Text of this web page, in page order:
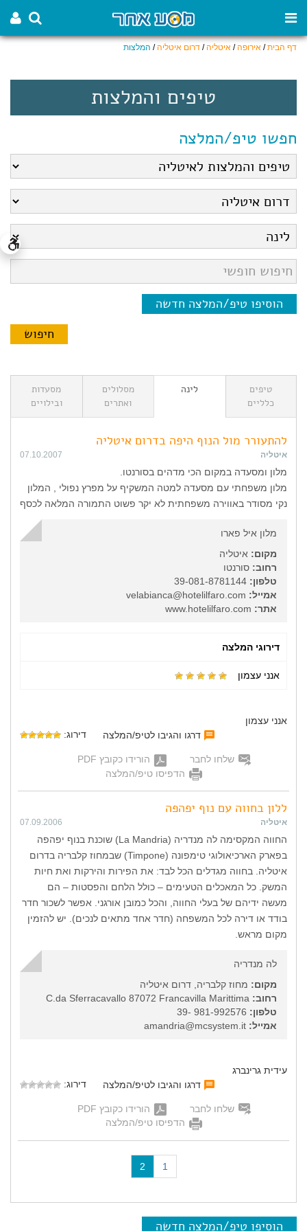
דף הבית/ אירופה/ איטליה/ דרום איטליה/ המלצות
טיפים והמלצות
חפשו טיפ/המלצה
הוסיפו טיפ/המלצה חדשה
טיפים
כלליים
לינה
מסלולים
ואתרים
מסעדות
ובילויים
להתעורר מול הנוף היפה בדרום איטליה
איטליה 07.10.2007
מלון ומסעדה במקום הכי מדהים בסורנטו.
מלון משפחתי עם מסעדה למטה המשקיף על מפרץ נפולי , המלון
נקי מסודר באווירה משפחתית לא יקר פשוט התמורה המלאה לכסף
מלון איל פארו
מקום: איטליה
רחוב: סורנטו
טלפון:
אמייל:
אתר:
דירוגי המלצה
אנני עצמון
אנני עצמון
דרגו והגיבו לטיפ/המלצה
דירוג:
שלחו לחבר
הורידו כקובץ PDF
הדפיסו טיפ/המלצה
ללון בחווה עם נוף יפהפה
איטליה 07.09.2006
החווה המקסימה לה מנדריה (La Mandria) שוכנת בנוף יפהפה
בפארק הארכיאולוגי טימפונה (Timpone) שבמחוז קלבריה בדרום
איטליה. בחווה מגדלים הכל לבד: את הפירות והירקות ואת חיות
המשק. כל המאכלים הטעימים – כולל הלחם והפסטות – הם
מעשה ידיהם של בעלי החווה, והכל כמובן אורגני. אפשר לשכור חדר
בודד או דירה לכל המשפחה (חדר אחד מתאים לנכים). יש להזמין
מקום מראש.
לה מנדריה
מקום: מחוז קלבריה, דרום איטליה
רחוב:
טלפון:
אמייל:
עידית גרינברג
דרגו והגיבו לטיפ/המלצה
דירוג:
שלחו לחבר
הורידו כקובץ PDF
הדפיסו טיפ/המלצה
1
2
c
הוסיפו טיפ/המלצה חדשה